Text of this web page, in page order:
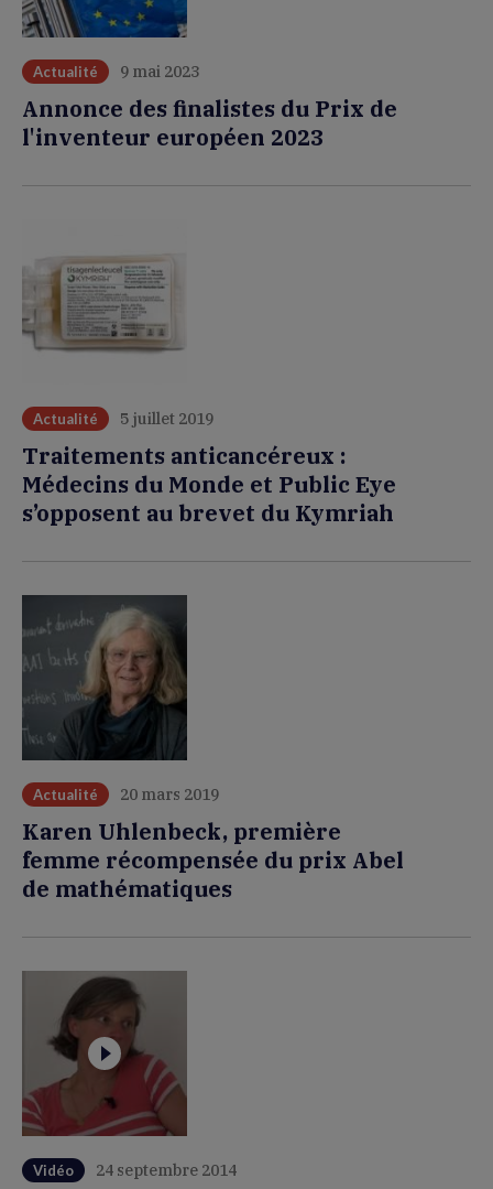
Actualité 9 mai 2023
Annonce des finalistes du Prix de
l'inventeur européen 2023
Actualité 5 juillet 2019
Traitements anticancéreux :
Médecins du Monde et Public Eye
s’opposent au brevet du Kymriah
Actualité 20 mars 2019
Karen Uhlenbeck, première
femme récompensée du prix Abel
de mathématiques
Vidéo 24 septembre 2014